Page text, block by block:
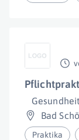
Bad
Praktika